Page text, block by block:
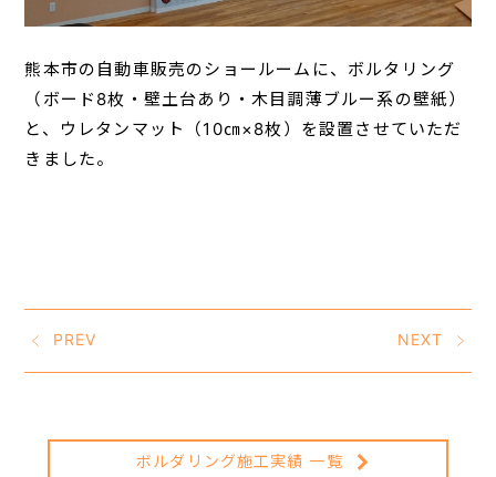
熊本市の自動車販売のショールームに、ボルタリング
（ボード8枚・壁土台あり・木目調薄ブルー系の壁紙）
と、ウレタンマット（10㎝×8枚）を設置させていただ
きました。
PREV NEXT
ボルダリング施工実績 一覧